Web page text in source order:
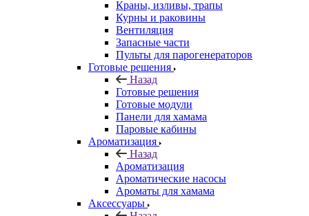
Краны, изливы, трапы
Курны и раковины
Вентиляция
Запасные части
Пульты для парогенераторов
Готовые решения
Назад
Готовые решения
Готовые модули
Панели для хамама
Паровые кабины
Ароматизация
Назад
Ароматизация
Ароматические насосы
Ароматы для хамама
Аксессуары